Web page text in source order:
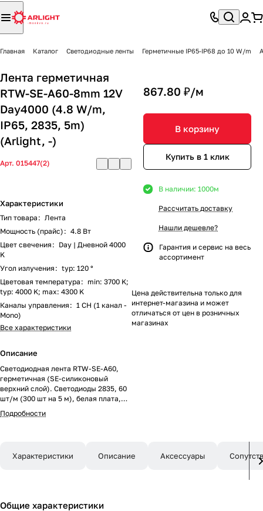
Главная Каталог Светодиодные ленты Герметичные IP65-IP68 до 10 W/m
Лента герметичная
RTW-SE-A60-8mm 12V
Day4000 (4.8 W/m,
IP65, 2835, 5m)
(Arlight, -)
Арт. 015447(2)
Характеристики
Тип товара : Лента
Мощность (прайс) : 4.8 Вт
Цвет свечения : Day | Дневной 4000
K
Угол излучения : typ: 120 °
Цветовая температура : min: 3700 K;
typ: 4000 K; max: 4300 K
Каналы управления : 1 CH (1 канал -
Mono)
Все характеристики
Описание
Светодиодная лента RTW-SE-A60,
герметичная (SE-силиконовый
верхний слой). Светодиоды 2835, 60
шт/м (300 шт на 5 м), белая плата,
ширина 8 мм, скотч 3M. Цвет
ДНЕВНОЙ 4000 K, цветопередача
отрезок 50 мм, 3 светодиода. Цена за
Подробности
867.80 ₽/м
В корзину
Купить в 1 клик
В наличии: 1000м
Рассчитать доставку
Нашли дешевле?
Гарантия и сервис на весь
ассортимент
Цена действительна только для
интернет-магазина и может
отличаться от цен в розничных
магазинах
Характеристики Описание Аксессуары
Общие характеристики